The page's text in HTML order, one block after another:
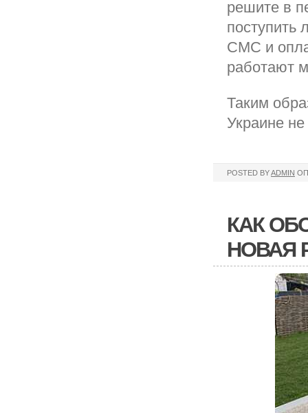
решите в
поступить
СМС и
работают
Таким
Украине
POSTED BYADMIN
КАК
НОВАЯ